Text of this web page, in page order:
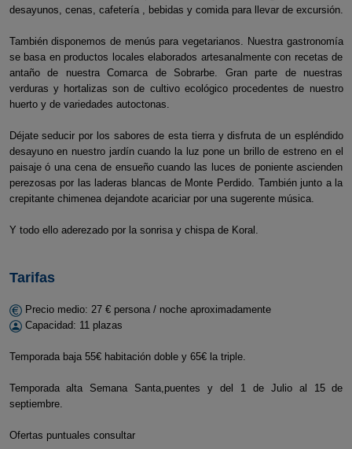
desayunos, cenas, cafetería , bebidas y comida para llevar de excursión.
También disponemos de menús para vegetarianos. Nuestra gastronomía
se basa en productos locales elaborados artesanalmente con recetas de
antaño de nuestra Comarca de Sobrarbe. Gran parte de nuestras
verduras y hortalizas son de cultivo ecológico procedentes de nuestro
huerto y de variedades autoctonas.
Déjate seducir por los sabores de esta tierra y disfruta de un espléndido
desayuno en nuestro jardín cuando la luz pone un brillo de estreno en el
paisaje ó una cena de ensueño cuando las luces de poniente ascienden
perezosas por las laderas blancas de Monte Perdido. También junto a la
crepitante chimenea dejandote acariciar por una sugerente música.
Y todo ello aderezado por la sonrisa y chispa de Koral.
Tarifas
Precio medio: 27 € persona / noche aproximadamente
Capacidad: 11 plazas
Temporada baja 55€ habitación doble y 65€ la triple.
Temporada alta Semana Santa,puentes y del 1 de Julio al 15 de
septiembre.
Ofertas puntuales consultar